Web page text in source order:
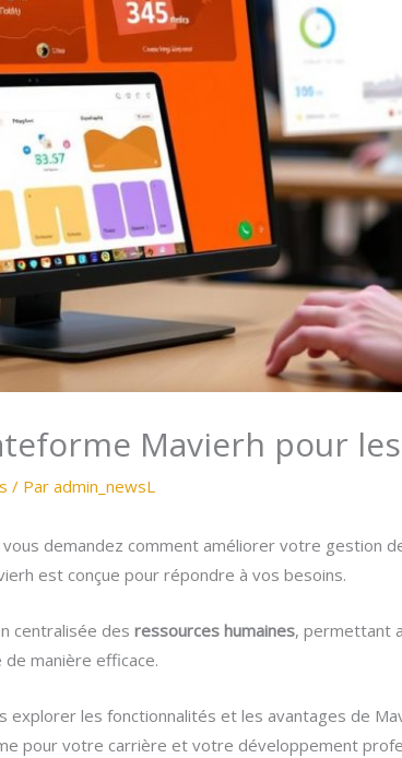
Mavierh pour
/ Paradmin_newsL
demandez comment améliorer votre gestion
est conçue pour répondre à vos besoins.
centralisée desressources humaines, permettant
manière efficace.
explorer les fonctionnalités et les avantages de
pour votre carrière et votre développement